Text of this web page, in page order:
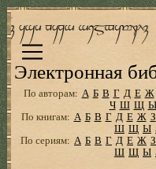
Электронная
По авторам: А Б В Г Д Е Ж
Ч Ш Щ Ы
По книгам: А Б В Г Д Е Ж З
Ш Щ Ы
По сериям: А Б В Г Д Е Ж З
Ш Щ Ы